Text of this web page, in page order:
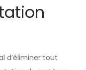
d’éliminer tout